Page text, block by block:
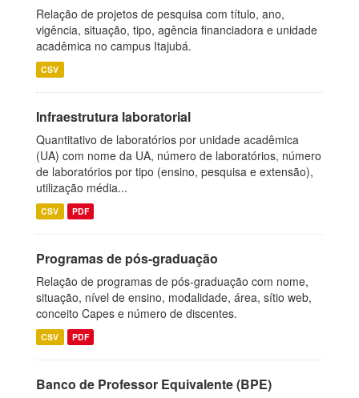
Relação de projetos de pesquisa com título, ano,
vigência, situação, tipo, agência financiadora e unidade
acadêmica no campus Itajubá.
CSV
Infraestrutura laboratorial
Quantitativo de laboratórios por unidade acadêmica
(UA) com nome da UA, número de laboratórios, número
de laboratórios por tipo (ensino, pesquisa e extensão),
utilização média...
CSV PDF
Programas de pós-graduação
Relação de programas de pós-graduação com nome,
situação, nível de ensino, modalidade, área, sítio web,
conceito Capes e número de discentes.
CSV PDF
Banco de Professor Equivalente (BPE)